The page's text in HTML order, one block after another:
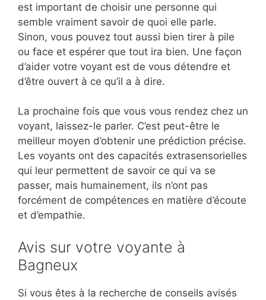
est important de choisir une personne qui
semble vraiment savoir de quoi elle parle.
Sinon, vous pouvez tout aussi bien tirer à pile
ou face et espérer que tout ira bien. Une façon
d’aider votre voyant est de vous détendre et
d’être ouvert à ce qu’il a à dire.
La prochaine fois que vous vous rendez chez un
voyant, laissez-le parler. C’est peut-être le
meilleur moyen d’obtenir une prédiction précise.
Les voyants ont des capacités extrasensorielles
qui leur permettent de savoir ce qui va se
passer, mais humainement, ils n’ont pas
forcément de compétences en matière d’écoute
et d’empathie.
Avis sur votre voyante à
Bagneux
Si vous êtes à la recherche de conseils avisés